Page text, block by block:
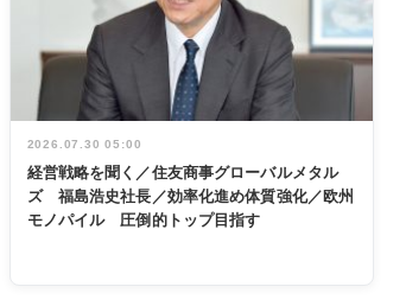
2026.07.30 05:00
経営戦略を聞く／住友商事グローバルメタル
ズ 福島浩史社長／効率化進め体質強化／欧州
モノパイル 圧倒的トップ目指す